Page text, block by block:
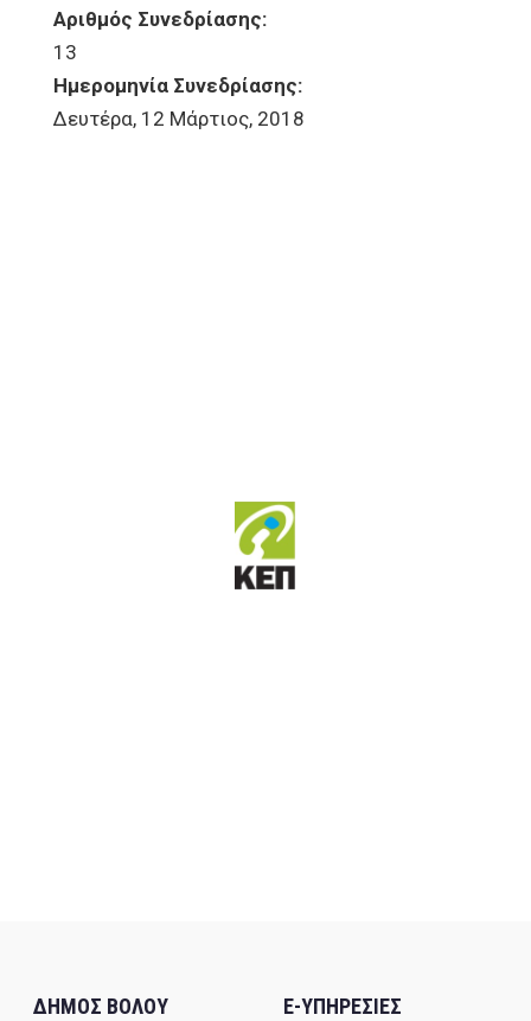
Αριθμός Συνεδρίασης:
13
Ημερομηνία Συνεδρίασης:
Δευτέρα, 12 Μάρτιος, 2018
ΔΗΜΟΣ ΒΟΛΟΥ E-ΥΠΗΡΕΣΙΕΣ